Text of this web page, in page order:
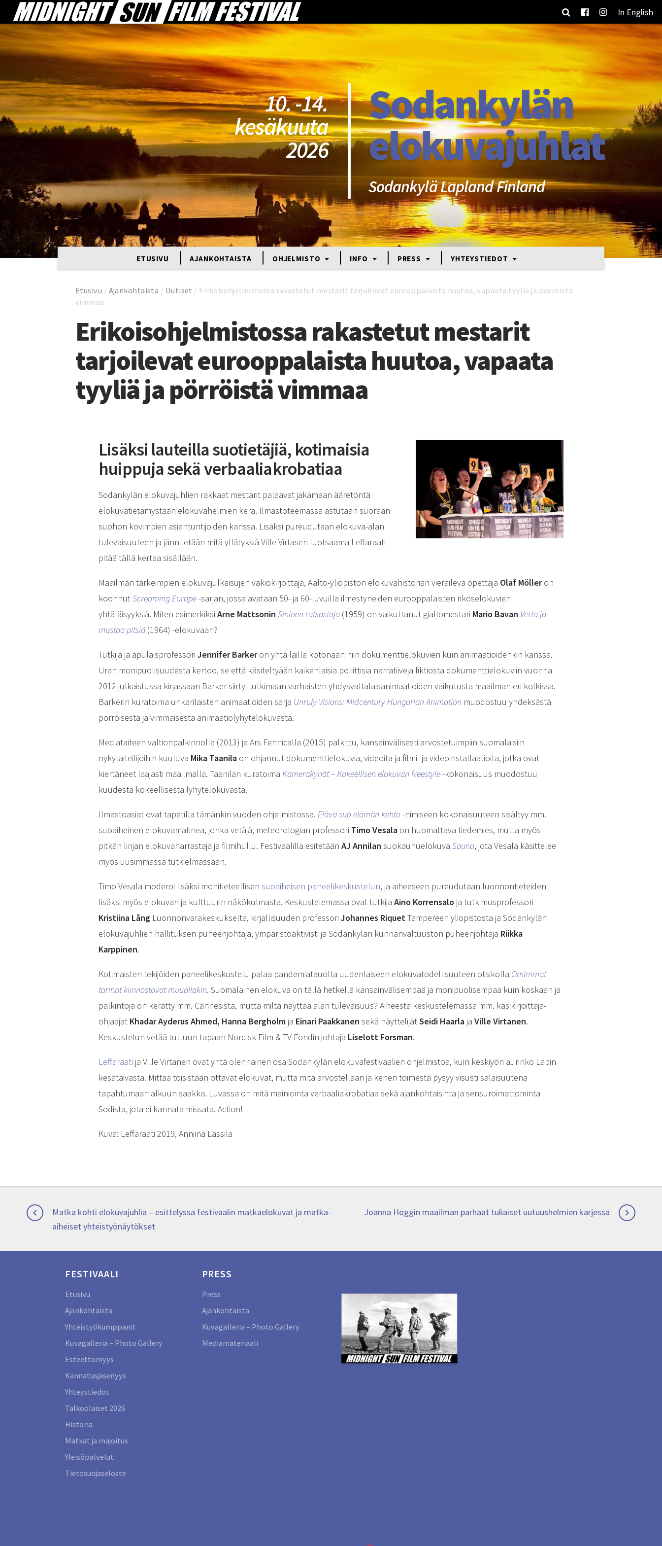
In English
10. -14.
kesäkuuta
2026
Sodankylän
elokuvajuhlat
Sodankylä Lapland Finland
ETUSIVU AJANKOHTAISTA OHJELMISTO INFO PRESS YHTEYSTIEDOT
Etusivu / Ajankohtaista / Uutiset / Erikoisohjelmistossa rakastetut mestarit tarjoilevat eurooppalaista huutoa, vapaata tyyliä ja pörröistä
vimmaa
Erikoisohjelmistossa rakastetut mestarit
tarjoilevat eurooppalaista huutoa, vapaata
tyyliä ja pörröistä vimmaa
Lisäksi lauteilla suotietäjiä, kotimaisia
huippuja sekä verbaaliakrobatiaa
Sodankylän elokuvajuhlien rakkaat mestarit palaavat jakamaan ääretöntä
elokuvatietämystään elokuvahelmien kera. Ilmastoteemassa astutaan suoraan
suohon kovimpien asiantuntijoiden kanssa. Lisäksi pureudutaan elokuva-alan
tulevaisuuteen ja jännitetään mitä yllätyksiä Ville Virtasen luotsaama Leffaraati
pitää tällä kertaa sisällään.
Maailman tärkeimpien elokuvajulkaisujen vakiokirjoittaja, Aalto-yliopiston elokuvahistorian vieraileva opettaja Olaf Mölleron
koonnutScreaming Europe-sarjan, jossa avataan 50- ja 60-luvuilla ilmestyneiden eurooppalaisten rikoselokuvien
yhtäläisyyksiä. Miten esimerkiksiArne Mattsonin Sininen ratsastaja (1959) on vaikuttanut giallomestari Mario Bavan Verta ja
mustaa pitsiä (1964) -elokuvaan?
Tutkija ja apulaisprofessori Jennifer Barkeron yhtä lailla kotonaan niin dokumenttielokuvien kuin animaatioidenkin kanssa.
Uran monipuolisuudesta kertoo, se että käsiteltyään kaikenlaisia poliittisia narratiiveja fiktiosta dokumenttielokuviin vuonna
2012 julkaistussa kirjassaan Barker siirtyi tutkimaan varhaisten yhdysvaltalaisanimaatioiden vaikutusta maailman eri kolkissa.
Barkerin kuratoima unkarilaisten animaatioiden sarja Unruly Visions: Midcentury Hungarian Animation muodostuu yhdeksästä
pörröisestä ja vimmaisesta animaatiolyhytelokuvasta.
Mediataiteen valtionpalkinnolla (2013) ja Ars Fennicalla (2015) palkittu, kansainvälisesti arvostetuimpiin suomalaisiin
nykytaiteilijoihin kuuluva Mika Taanila on ohjannut dokumenttielokuvia, videoita ja filmi- ja videoinstallaatioita, jotka ovat
kiertäneet laajasti maailmalla. Taanilan kuratoimaKamerakynät – Kokeellisen elokuvan freestyle-kokonaisuus muodostuu
kuudesta kokeellisesta lyhytelokuvasta.
Ilmastoasiat ovat tapetilla tämänkin vuoden ohjelmistossa.Elävä suo elämän kehto-nimiseen kokonaisuuteen sisältyy mm.
suoaiheinen elokuvamatinea, jonka vetäjä, meteorologian professori Timo Vesala on huomattava tiedemies, mutta myös
pitkän linjan elokuvaharrastaja ja filmihullu. Festivaalilla esitetäänAJ AnnilansuokauhuelokuvaSauna, jota Vesala käsittelee
myös uusimmassa tutkielmassaan.
Timo Vesala moderoi lisäksi monitieteellisensuoaiheisen paneelikeskustelun, ja aiheeseen pureudutaan luonnontieteiden
lisäksi myös elokuvan ja kulttuurin näkökulmasta. Keskustelemassa ovat tutkijaAino Korrensalo ja tutkimusprofessori
Kristiina Lång Luonnonvarakeskukselta, kirjallisuuden professoriJohannes RiquetTampereen yliopistosta ja Sodankylän
elokuvajuhlien hallituksen puheenjohtaja, ympäristöaktivisti ja Sodankylän kunnanvaltuuston puheenjohtaja Riikka
Karppinen.
Kotimaisten tekijöiden paneelikeskustelu palaa pandemiatauolta uudenlaiseen elokuvatodellisuuteen otsikolla Omimmat
tarinat kiinnostavat muuallakin. Suomalainen elokuva on tällä hetkellä kansainvälisempää ja monipuolisempaa kuin koskaan ja
palkintoja on kerätty mm. Cannesista, mutta miltä näyttää alan tulevaisuus? Aiheesta keskustelemassa mm. käsikirjoittaja-
ohjaajat Khadar Ayderus Ahmed, Hanna Bergholm ja Einari Paakkanen sekä näyttelijätSeidi Haarla jaVille Virtanen.
Keskustelun vetää tuttuun tapaan Nordisk Film & TV Fondin johtaja Liselott Forsman.
Leffaraati ja Ville Virtanen ovat yhtä olennainen osa Sodankylän elokuvafestivaalien ohjelmistoa, kuin keskiyön aurinko Lapin
kesätaivasta. Mittaa toisistaan ottavat elokuvat, mutta mitä arvostellaan ja kenen toimesta pysyy visusti salaisuutena
tapahtumaan alkuun saakka. Luvassa on mitä mainiointa verbaaliakrobatiaa sekä ajankohtaisinta ja sensuroimattominta
Sodista, jota ei kannata missata. Action!
Kuva: Leffaraati 2019, Anniina Lassila
Artikkelien
selaus

Previous
post:
Matka kohti elokuvajuhlia – esittelyssä festivaalin matkaelokuvat ja matka-
aiheiset yhteistyönäytökset

Next
Joanna Hoggin maailman parhaat tuliaiset uutuushelmien kärjessä
FESTIVAALI
Etusivu
Ajankohtaista
Yhteistyökumppanit
Kuvagalleria – Photo Gallery
Esteettömyys
Kannatusjäsenyys
Yhteystiedot
Talkoolaiset 2026
Historia
Matkat ja majoitus
Yleisöpalvelut
Tietosuojaseloste
PRESS
Press
Ajankohtaista
Kuvagalleria – Photo Gallery
Mediamateriaali